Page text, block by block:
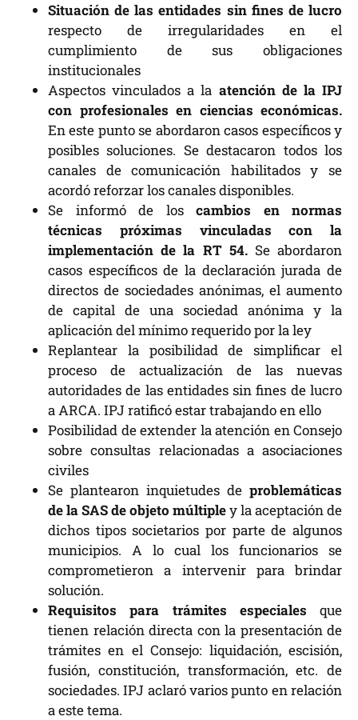
Situación de las entidades sin fines de lucro
respecto de irregularidades en el
cumplimiento de sus obligaciones
institucionales
Aspectos vinculados a la atención de la IPJ
con profesionales en ciencias económicas.
En este punto se abordaron casos específicos y
posibles soluciones. Se destacaron todos los
canales de comunicación habilitados y se
acordó reforzar los canales disponibles.
Se informó de los cambios en normas
técnicas próximas vinculadas con la
implementación de la RT 54.Se abordaron
casos específicos de la declaración jurada de
directos de sociedades anónimas, el aumento
de capital de una sociedad anónima y la
aplicación del mínimo requerido por la ley
Replantear la posibilidad de simplificar el
proceso de actualización de las nuevas
autoridades de las entidades sin fines de lucro
a ARCA. IPJ ratificó estar trabajando en ello
Posibilidad de extender la atención en Consejo
sobre consultas relacionadas a asociaciones
civiles
Se plantearon inquietudes de problemáticas
de la SAS de objeto múltipley la aceptación de
dichos tipos societarios por parte de algunos
municipios. A lo cual los funcionarios se
comprometieron a intervenir para brindar
solución.
Requisitos para trámites especiales que
tienen relación directa con la presentación de
trámites en el Consejo: liquidación, escisión,
fusión, constitución, transformación, etc. de
sociedades. IPJ aclaró varios punto en relación
a este tema.